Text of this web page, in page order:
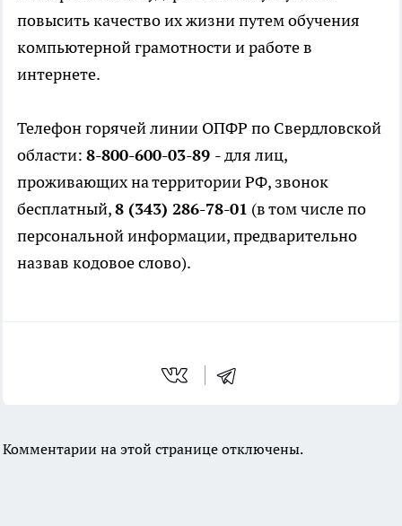
повысить качество их жизни путем обучения
компьютерной грамотности и работе в
интернете.
Телефон горячей линии ОПФР по Свердловской
области: 8-800-600-03-89 - для лиц,
проживающих на территории РФ, звонок
бесплатный,8 (343) 286-78-01 (в том числе по
персональной информации, предварительно
назвав кодовое слово).
Комментарии на этой странице отключены.